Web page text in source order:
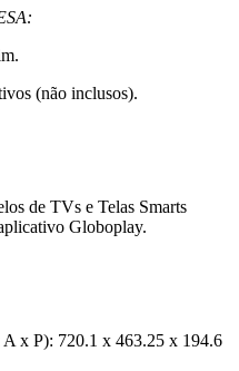
(não inclusos).
de TVs e Telas Smarts
Globoplay.
A x P): 720.1 x 463.25 x 194.6